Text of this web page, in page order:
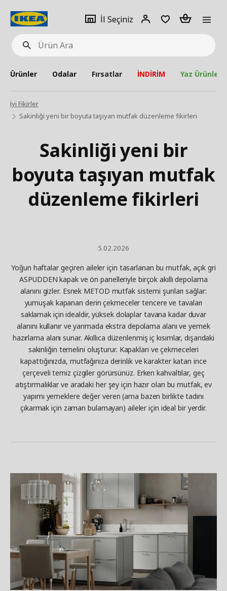
Ürün
Ara
İl Seçiniz
Giriş
Adet
Ürünler Odalar Fırsatlar İNDİRİM Yaz Ürünleri
İyi Fikirler
Sakinliği yeni bir boyuta taşıyan mutfak düzenleme fikirleri
Sakinliği yeni bir
boyuta taşıyan mutfak
düzenleme fikirleri
5.02.2026
Yoğun haftalar geçiren aileler için tasarlanan bu mutfak, açık gri
ASPUDDEN kapak ve ön panelleriyle birçok akıllı depolama
alanını gizler. Esnek METOD mutfak sistemi şunları sağlar:
yumuşak kapanan derin çekmeceler tencere ve tavaları
saklamak için idealdir, yüksek dolaplar tavana kadar duvar
alanını kullanır ve yarımada ekstra depolama alanı ve yemek
hazırlama alanı sunar. Akıllıca düzenlenmiş iç kısımlar, dışarıdaki
sakinliğin temelini oluşturur. Kapakları ve çekmeceleri
kapattığınızda, mutfağınıza derinlik ve karakter katan ince
çerçeveli temiz çizgiler görürsünüz. Erken kahvaltılar, geç
atıştırmalıklar ve aradaki her şey için hazır olan bu mutfak, ev
yapımı yemeklere değer veren (ama bazen birlikte tadını
çıkarmak için zaman bulamayan) aileler için ideal bir yerdir.